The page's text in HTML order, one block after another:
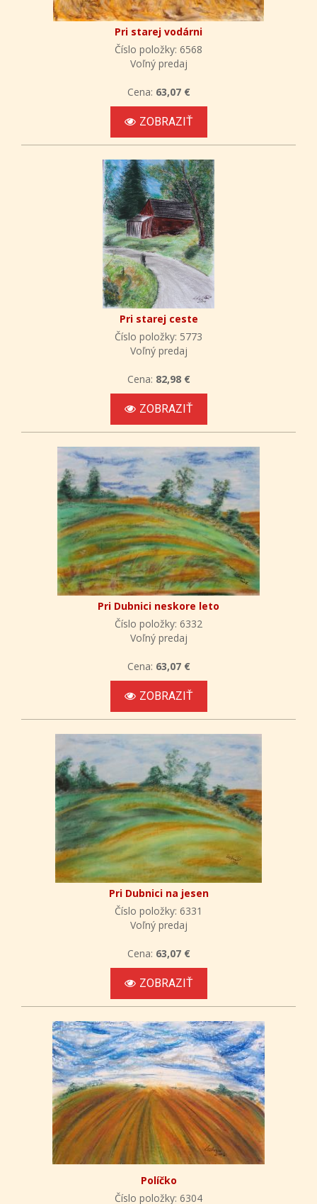
Pri starej vodárni
Číslo položky: 6568
Voľný predaj
Cena: 63,07 €
ZOBRAZIŤ
Pri starej ceste
Číslo položky: 5773
Voľný predaj
Cena: 82,98 €
ZOBRAZIŤ
Pri Dubnici neskore leto
Číslo položky: 6332
Voľný predaj
Cena: 63,07 €
ZOBRAZIŤ
Pri Dubnici na jesen
Číslo položky: 6331
Voľný predaj
Cena: 63,07 €
ZOBRAZIŤ
Políčko
Číslo položky: 6304